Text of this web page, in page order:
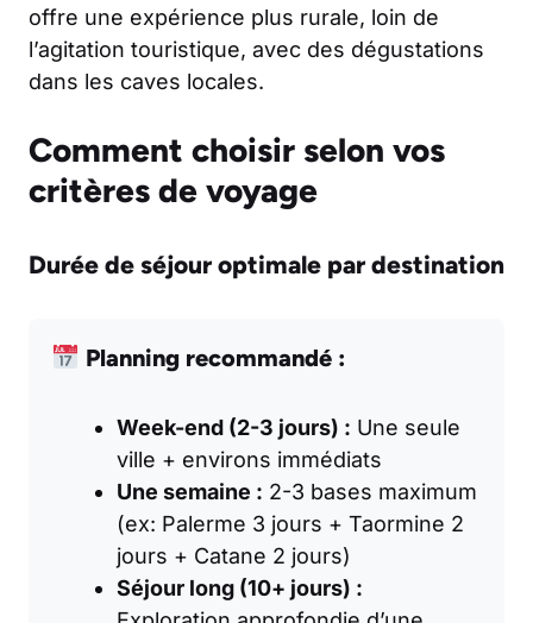
offre une expérience plus rurale, loin de
l’agitation touristique, avec des dégustations
dans les caves locales.
Comment choisir selon vos
critères de voyage
Durée de séjour optimale par destination
Planning recommandé :
Week-end (2-3 jours) : Une seule
ville + environs immédiats
Une semaine : 2-3 bases maximum
(ex: Palerme 3 jours + Taormine 2
jours + Catane 2 jours)
Séjour long (10+ jours) :